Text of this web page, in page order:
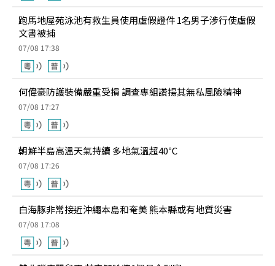
跑馬地屋苑泳池有救生員使用虛假證件 1名男子涉行使虛假
文書被捕
07/08 17:38
何偉豪防護裝備嚴重受損 調查專組讚揚其無私風險精神
07/08 17:27
朝鮮半島高溫天氣持續 多地氣溫超40℃
07/08 17:26
白海豚非常接近沖繩本島和奄美 熊本縣或有地質災害
07/08 17:08